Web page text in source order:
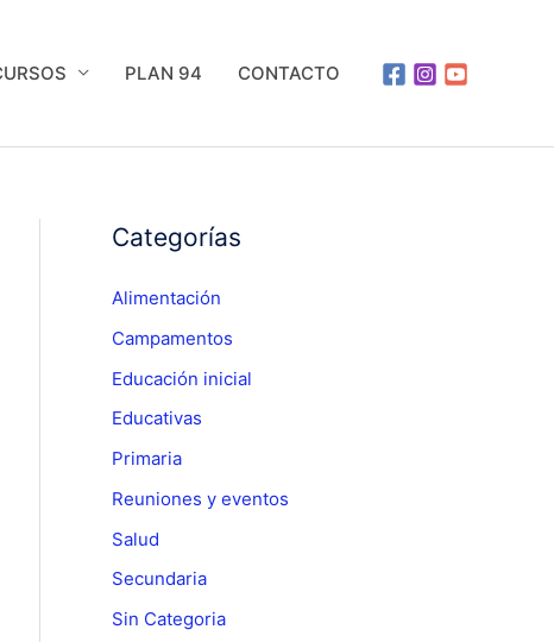
PLAN 94 CONTACTO
Categorías
Alimentación
Campamentos
Educación inicial
Educativas
Primaria
Reuniones y eventos
Salud
Secundaria
Sin Categoria